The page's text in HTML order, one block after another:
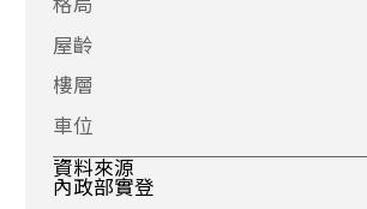
屋齡
樓層
車位
資料來源
內政部實登